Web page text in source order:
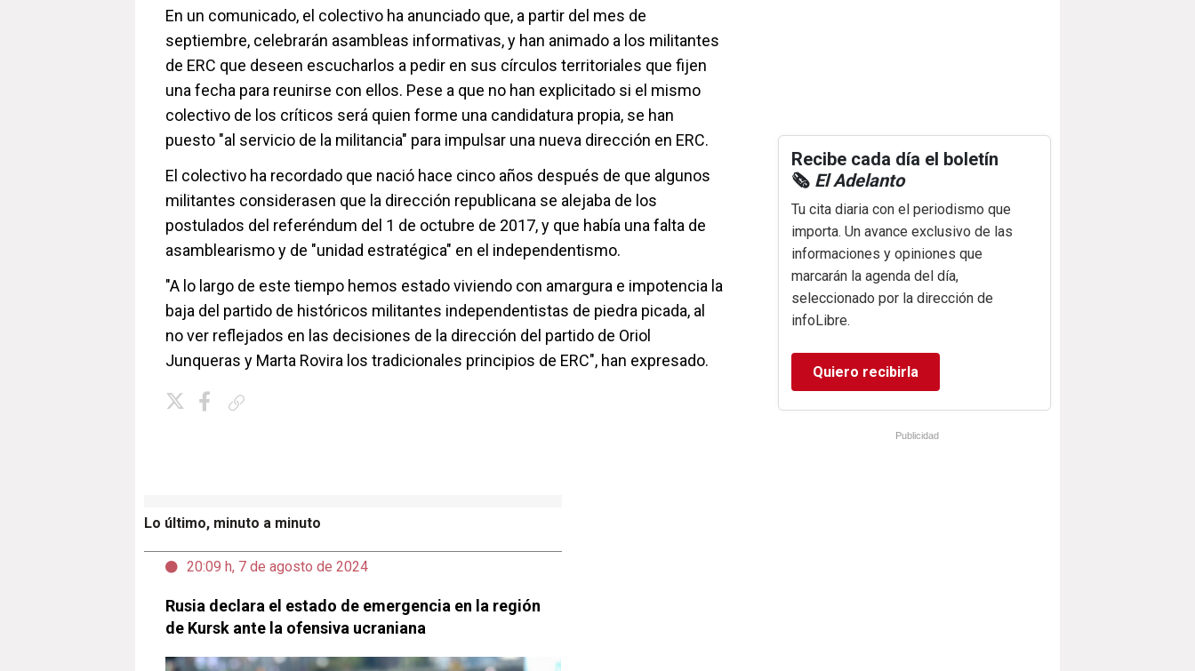
En un comunicado, el colectivo ha anunciado que, a partir del mes de
septiembre, celebrarán asambleas informativas, y han animado a los militantes
de ERC que deseen escucharlos a pedir en sus círculos territoriales que fijen
una fecha para reunirse con ellos. Pese a que no han explicitado si el mismo
colectivo de los críticos será quien forme una candidatura propia, se han
puesto "al servicio de la militancia" para impulsar una nueva dirección en ERC.
El colectivo ha recordado que nació hace cinco años después de que algunos
militantes considerasen que la dirección republicana se alejaba de los
postulados del referéndum del 1 de octubre de 2017, y que había una falta de
asamblearismo y de "unidad estratégica" en el independentismo.
"A lo largo de este tiempo hemos estado viviendo con amargura e impotencia la
baja del partido de históricos militantes independentistas de piedra picada, al
no ver reflejados en las decisiones de la dirección del partido de Oriol
Junqueras y Marta Rovira los tradicionales principios de ERC", han expresado.
Lo último, minuto a minuto
20:09 h, 7 de agosto de 2024
Rusia declara el estado de emergencia en la región
de Kursk ante la ofensiva ucraniana
Recibe cada día el boletín
🗞️ El Adelanto
Tu cita diaria con el periodismo que
importa. Un avance exclusivo de las
informaciones y opiniones que
marcarán la agenda del día,
seleccionado por la dirección de
infoLibre.
Quiero recibirla
Publicidad